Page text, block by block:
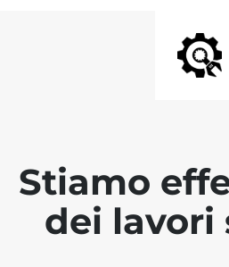
Stiamo
dei lavori